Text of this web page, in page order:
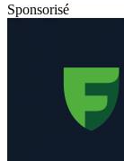
Sponsorisé